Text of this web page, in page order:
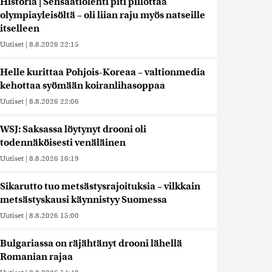
olympiayleisöltä – oli liian raju myös natseille
itselleen
Uutiset | 8.8.2026 22:15
Helle kurittaa Pohjois-Koreaa – valtionmedia
kehottaa syömään koiranlihasoppaa
Uutiset | 8.8.2026 22:06
WSJ: Saksassa löytynyt drooni oli
todennäköisesti venäläinen
Uutiset | 8.8.2026 16:19
Sikarutto tuo metsästysrajoituksia – vilkkain
metsästyskausi käynnistyy Suomessa
Uutiset | 8.8.2026 15:00
Bulgariassa on räjähtänyt drooni lähellä
Romanian rajaa